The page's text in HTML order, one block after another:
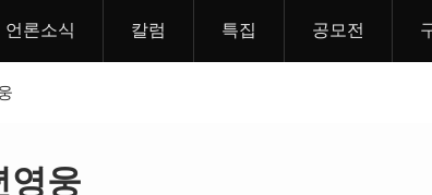
언론소식 칼럼 특집 공모전
영웅